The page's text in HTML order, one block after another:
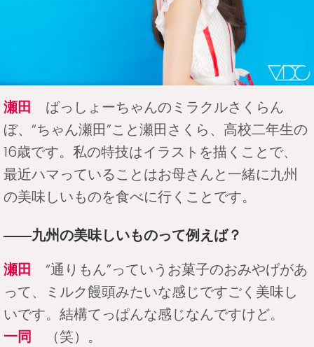
瀬田 ばっしょーちゃんのミラクルさくらん
ぼ、“ちゃん瀬田”こと瀬田さくら、高校二年生の
16歳です。私の特技はイラストを描くことで、
最近ハマっていることはお母さんと一緒に九州
の美味しいものを食べに行くことです。
――九州の美味しいものって例えば？
瀬田 “通りもん”っていうお菓子のおみやげがあ
って、ミルク饅頭みたいな感じですごく美味し
いです。結構てっぱんな感じなんですけど。
一同 （笑）。